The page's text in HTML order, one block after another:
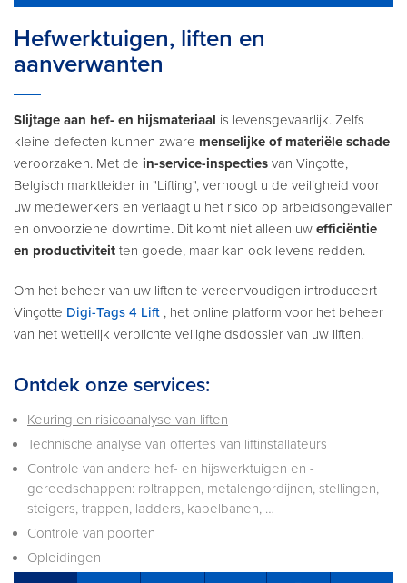
Hefwerktuigen, liften en
aanverwanten
Slijtage aan hef- en hijsmateriaal is levensgevaarlijk. Zelfs
kleine defecten kunnen zware menselijke of materiële schade
veroorzaken. Met de in-service-inspecties van Vinçotte,
Belgisch marktleider in "Lifting", verhoogt u de veiligheid voor
uw medewerkers en verlaagt u het risico op arbeidsongevallen
en onvoorziene downtime. Dit komt niet alleen uw efficiëntie
en productiviteit ten goede, maar kan ook levens redden.
Om het beheer van uw liften te vereenvoudigen introduceert
Vinçotte Digi-Tags 4 Lift , het online platform voor het beheer
van het wettelijk verplichte veiligheidsdossier van uw liften.
Ontdek onze services:
Keuring en risicoanalyse van liften
Technische analyse van offertes van liftinstallateurs
Controle van andere hef- en hijswerktuigen en -
gereedschappen: roltrappen, metalengordijnen, stellingen,
steigers, trappen, ladders, kabelbanen, …
Controle van poorten
Opleidingen